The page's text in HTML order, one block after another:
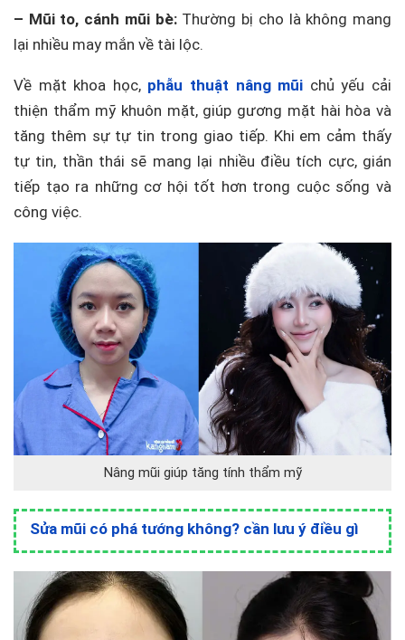
– Mũi to, cánh mũi bè:Thường bị cho là không mang
lại nhiều may mắn về tài lộc.
Về mặt khoa học, phẫu thuật nâng mũi chủ yếu cải
thiện thẩm mỹ khuôn mặt, giúp gương mặt hài hòa và
tăng thêm sự tự tin trong giao tiếp. Khi em cảm thấy
tự tin, thần thái sẽ mang lại nhiều điều tích cực, gián
tiếp tạo ra những cơ hội tốt hơn trong cuộc sống và
công việc.
Nâng mũi giúp tăng tính thẩm mỹ
Sửa mũi có phá tướng không? cần lưu ý điều gì